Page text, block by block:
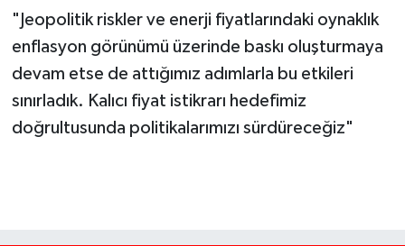
"Jeopolitik riskler ve enerji fiyatlarındaki oynaklık
enflasyon görünümü üzerinde baskı oluşturmaya
devam etse de attığımız adımlarla bu etkileri
sınırladık. Kalıcı fiyat istikrarı hedefimiz
doğrultusunda politikalarımızı sürdüreceğiz"